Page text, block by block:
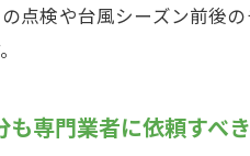
点検や台風シーズン前後
専門業者に依頼すべ